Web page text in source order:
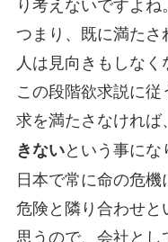
つまり、既に満た
人は見向きもしなく
この段階欲求説に
求を満たさなければ、
きないという事にな
日本で常に命の危
危険と隣り合わせと
思うので、会社と